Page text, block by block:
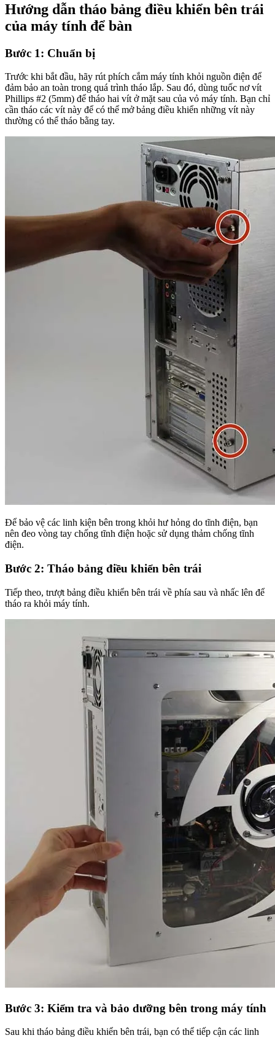
Hướng dẫn tháo bảng điều khiển bên trái
của máy tính để bàn
Bước 1: Chuẩn bị
Trước khi bắt đầu, hãy rút phích cắm máy tính khỏi nguồn điện để
đảm bảo an toàn trong quá trình tháo lắp. Sau đó, dùng tuốc nơ vít
Phillips #2 (5mm) để tháo hai vít ở mặt sau của vỏ máy tính. Bạn chỉ
cần tháo các vít này để có thể mở bảng điều khiển những vít này
thường có thể tháo bằng tay.
Để bảo vệ các linh kiện bên trong khỏi hư hỏng do tĩnh điện, bạn
nên đeo vòng tay chống tĩnh điện hoặc sử dụng thảm chống tĩnh
điện.
Bước 2: Tháo bảng điều khiển bên trái
Tiếp theo, trượt bảng điều khiển bên trái về phía sau và nhấc lên để
tháo ra khỏi máy tính.
Bước 3: Kiểm tra và bảo dưỡng bên trong máy tính
Sau khi tháo bảng điều khiển bên trái, bạn có thể tiếp cận các linh